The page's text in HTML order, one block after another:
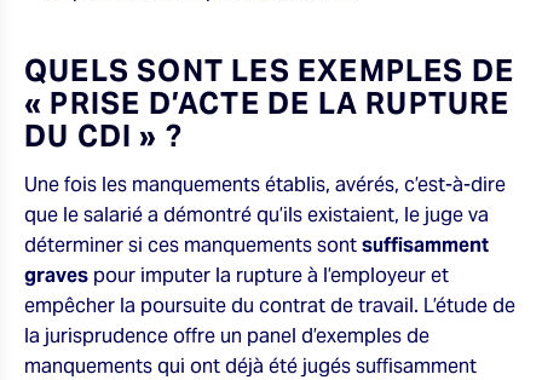
QUELS SONT LES EXEMPLES DE
« PRISE D’ACTE DE LA RUPTURE
DU CDI » ?
Une fois les manquements établis, avérés, c’est-à-dire
que le salarié a démontré qu’ils existaient, le juge va
déterminer si ces manquements sontsuffisamment
graves pour imputer la rupture à l’employeur et
empêcher la poursuite du contrat de travail. L’étude de
la jurisprudence offre un panel d’exemples de
manquements qui ont déjà été jugés suffisamment